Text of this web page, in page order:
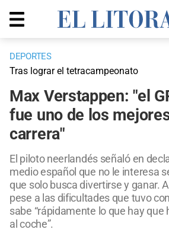
DEPORTES
Tras lograr el tetracampeonato
Max Verstappen: "el
fue uno de los
carrera"
El piloto neerlandés señaló en
medio español que no le interesa
que solo busca divertirse y ganar.
pese a las dificultades que tuvo
sabe “rápidamente lo que hay que
al coche”.